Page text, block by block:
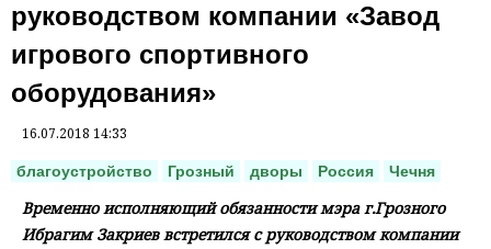
руководством компании «Завод
игрового спортивного
оборудования»
16.07.2018 14:33
благоустройство Грозный дворы Россия Чечня
Временно исполняющий обязанности мэра г.Грозного
Ибрагим Закриев встретился с руководством компании